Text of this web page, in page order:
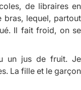
de libraires en
bras, lequel, partout
Il fait froid, on se
un jus de fruit. Je
La fille et le garçon